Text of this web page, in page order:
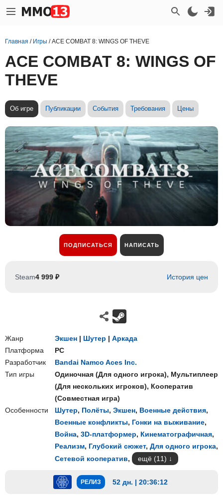
Главная / Игры /ACE COMBAT 8: WINGS OF THEVE
ACE COMBAT 8: WINGS OF
THEVE
Об игре Публикации События Требования Цены
ПОДПИСАТЬСЯ НАПИСАТЬ
Steam4 999 ₽ История цен
Жанр Экшен | Шутер | Аркада
Платформа
PC
Разработчик
Bandai Namco Aces Inc.
Тип игры
Одиночная (Для одного игрока), Мультиплеер
(Для нескольких игроков), Кооператив
(Совместная игра)
Особенности
Шутер, Полёты, Экшен, Военные действия,
Военные конфликты, Гонки на выживание,
Война, 3D-платформер, Кинематографичная,
Реализм, Глубокий сюжет, Для одного игрока,
Сетевой кооператив, ещё (11)
РЕЛИЗ 52 дн. | 20:36:11